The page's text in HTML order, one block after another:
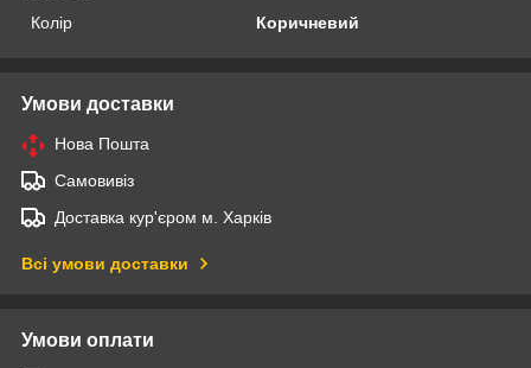
Колір
Коричневий
Умови доставки
Нова Пошта
Самовивіз
Доставка кур'єром м. Харків
Всі умови доставки
Умови оплати